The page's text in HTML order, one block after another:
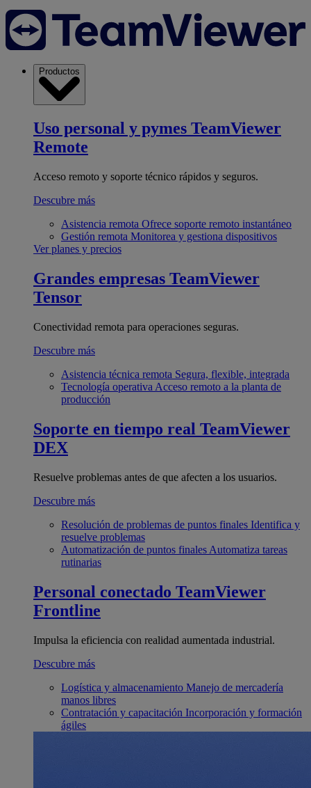
Productos
Uso personal y pymes TeamViewer
Remote
Acceso remoto y soporte técnico rápidos y seguros.
Descubre más
Asistencia remota Ofrece soporte remoto instantáneo
Gestión remota Monitorea y gestiona dispositivos
Ver planes y precios
Grandes empresas TeamViewer
Tensor
Conectividad remota para operaciones seguras.
Descubre más
Asistencia técnica remota Segura, flexible, integrada
Tecnología operativa Acceso remoto a la planta de
producción
Soporte en tiempo real TeamViewer
DEX
Resuelve problemas antes de que afecten a los usuarios.
Descubre más
Resolución de problemas de puntos finales Identifica y
resuelve problemas
Automatización de puntos finales Automatiza tareas
rutinarias
Personal conectado TeamViewer
Frontline
Impulsa la eficiencia con realidad aumentada industrial.
Descubre más
Logística y almacenamiento Manejo de mercadería
manos libres
Contratación y capacitación Incorporación y formación
ágiles